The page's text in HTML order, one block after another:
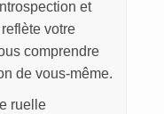
et
votre
comprendre
de vous-même.
ruelle